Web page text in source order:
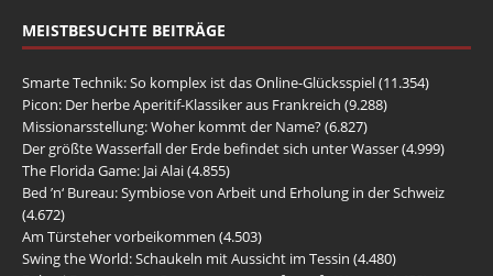
MEISTBESUCHTE BEITRÄGE
Smarte Technik: So komplex ist das Online-Glücksspiel(11.354)
Picon: Der herbe Aperitif-Klassiker aus Frankreich (9.288)
Missionarsstellung: Woher kommt der Name?(6.827)
Der größte Wasserfall der Erde befindet sich unter Wasser(4.999)
The Florida Game: Jai Alai(4.855)
Bed ’n‘ Bureau: Symbiose von Arbeit und Erholung in der Schweiz
(4.672)
Am Türsteher vorbeikommen (4.503)
Swing the World: Schaukeln mit Aussicht im Tessin (4.480)